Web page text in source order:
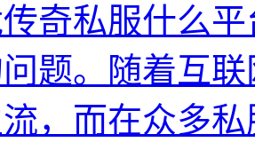
奇私服什么
题。随着互
，而在众多